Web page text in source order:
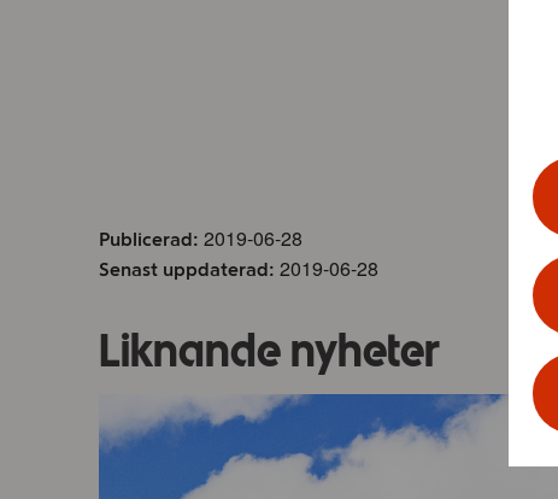
Publicerad: 2019-06-28
Senast uppdaterad: 2019-06-28
Liknande nyheter